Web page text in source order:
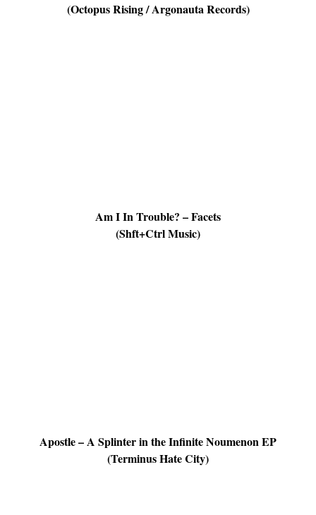
(Octopus Rising / Argonauta Records)
Am I In Trouble? – Facets
(Shft+Ctrl Music)
Apostle – A Splinter in the Infinite Noumenon EP
(Terminus Hate City)